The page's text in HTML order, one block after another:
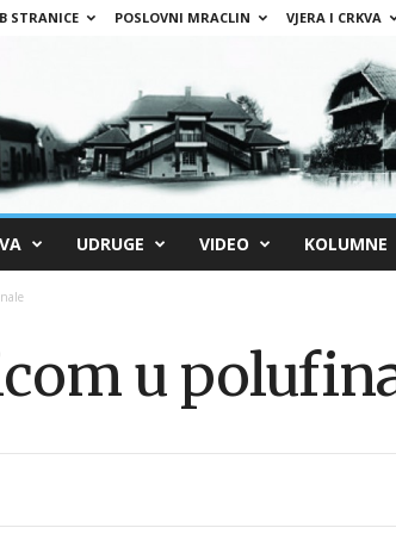
STRANICE POSLOVNI MRACLIN VJERA I CRKVA
UDRUGE VIDEO KOLUMNE
u